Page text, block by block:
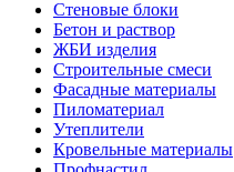
Стеновые блоки
Бетон и раствор
ЖБИ изделия
Строительные смеси
Фасадные материалы
Пиломатериал
Утеплители
Кровельные материалы